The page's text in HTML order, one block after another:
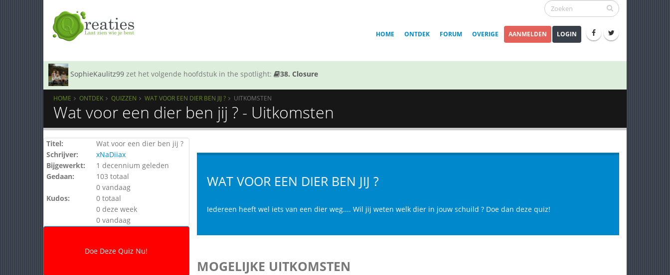
HOME ONTDEK FORUM OVERIGE AANMELDEN LOGIN
SophieKaulitz99 zet het volgende hoofdstuk in the spotlight: 38. Closure
HOME ONTDEK QUIZZEN WAT VOOR EEN DIER BEN JIJ ? UITKOMSTEN
Wat voor een dier ben jij ? - Uitkomsten
Titel:
Wat voor een dier ben jij ?
Schrijver:
xNaDiiax
Bijgewerkt:
1 decennium geleden
Gedaan:
103 totaal
0 vandaag
Kudos:
0 totaal
0 deze week
0 vandaag
WAT VOOR EEN DIER BEN JIJ ?
Iedereen heeft wel iets van een dier weg.... Wil jij weten welk dier in jouw schuild ? Doe dan deze quiz!
MOGELIJKE UITKOMSTEN